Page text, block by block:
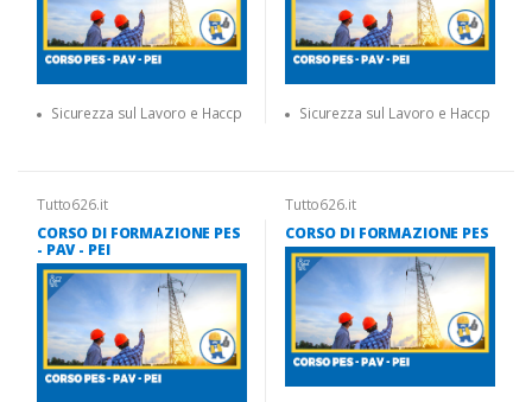
Sicurezza sul Lavoro e Haccp Sicurezza sul Lavoro e Haccp
Tutto626.it
CORSO DI FORMAZIONE PES
- PAV - PEI
Tutto626.it
CORSO DI FORMAZIONE PES